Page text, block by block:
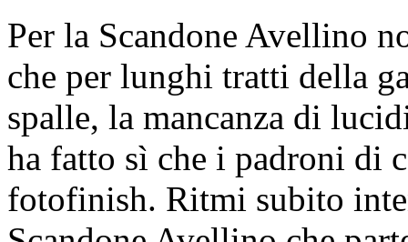
Per la Scandone Avellino
che per lunghi tratti della
spalle, la mancanza di
ha fatto sì che i padroni di
fotofinish. Ritmi subito